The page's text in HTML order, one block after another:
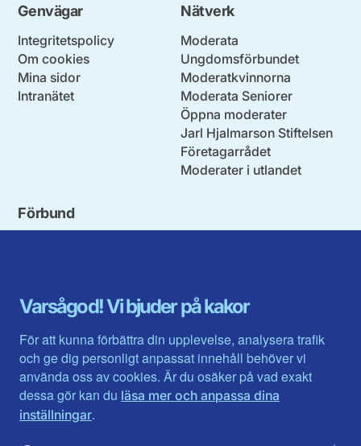
Varsågod! Vi bjuder på kakor
För att kunna förbättra din upplevelse, analysera trafik
och ge dig personligt anpassat innehåll behöver vi
använda oss av cookies. Är du osäker på vad exakt
dessa gör kan du läsa mer och anpassa dina
inställningar.
Genvägar
Integritetspolicy
Om cookies
Mina sidor
Intranätet
Nätverk
Moderata
Ungdomsförbundet
Moderatkvinnorna
Moderata Seniorer
Öppna moderater
Jarl Hjalmarson Stiftelsen
Företagarrådet
Moderater i utlandet
Förbund
Gävleborg
Halland
Jämtlands län
Jönköpings län
Kalmar län
Kronobergs län
Norrbotten
Skåne län
Värmlands län
Västerbotten
Västra Götaland
Västernorrland
Västmanland
Örebro län
Östergötland